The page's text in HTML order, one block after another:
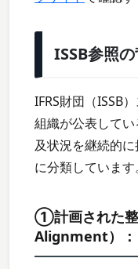
ISSB参照
IFRS財団（ISSB
組織が公表して
及状況を継続的
に分類しています。
①計画された
Alignment）：